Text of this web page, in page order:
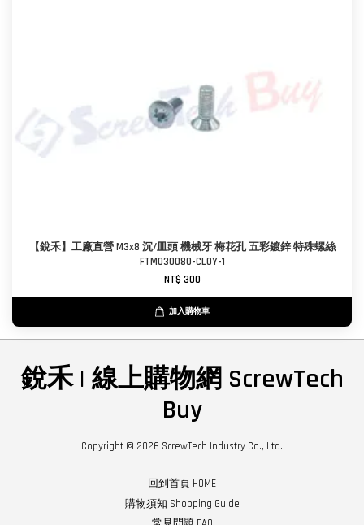
【銳禾】工廠直營 M3x8 沉/皿頭 機械牙 梅花孔 五彩鍍鋅 特殊螺絲
FTM030080-CL0Y-1
NT$ 300
加入購物車
銳禾 | 線上購物網 ScrewTech
Buy
Copyright © 2026 ScrewTech Industry Co., Ltd.
回到首頁 HOME
購物須知 Shopping Guide